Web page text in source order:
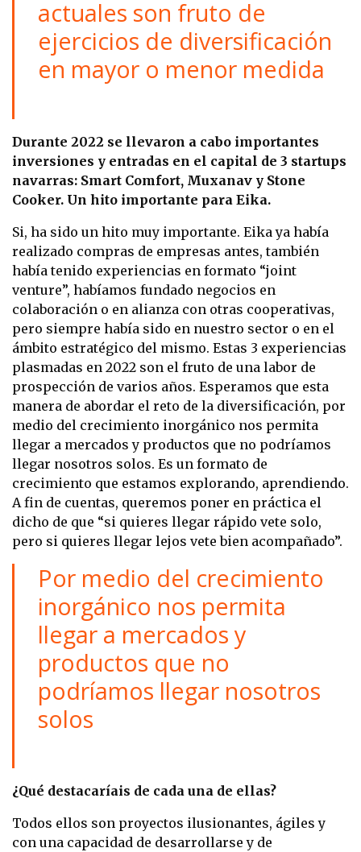
actuales son fruto de
ejercicios de diversificación
en mayor o menor medida
Durante 2022 se llevaron a cabo importantes
inversiones y entradas en el capital de 3 startups
navarras: Smart Comfort, Muxanav y Stone
Cooker. Un hito importante para Eika.
Si, ha sido un hito muy importante. Eika ya había
realizado compras de empresas antes, también
había tenido experiencias en formato “joint
venture”, habíamos fundado negocios en
colaboración o en alianza con otras cooperativas,
pero siempre había sido en nuestro sector o en el
ámbito estratégico del mismo. Estas 3 experiencias
plasmadas en 2022 son el fruto de una labor de
prospección de varios años. Esperamos que esta
manera de abordar el reto de la diversificación, por
medio del crecimiento inorgánico nos permita
llegar a mercados y productos que no podríamos
llegar nosotros solos. Es un formato de
crecimiento que estamos explorando, aprendiendo.
A fin de cuentas, queremos poner en práctica el
dicho de que “si quieres llegar rápido vete solo,
pero si quieres llegar lejos vete bien acompañado”.
Por medio del crecimiento
inorgánico nos permita
llegar a mercados y
productos que no
podríamos llegar nosotros
solos
¿Qué destacaríais de cada una de ellas?
Todos ellos son proyectos ilusionantes, ágiles y
con una capacidad de desarrollarse y de